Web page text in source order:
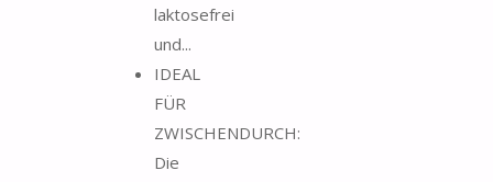
laktosefrei
und...
IDEAL
FÜR
ZWISCHENDURCH:
Die